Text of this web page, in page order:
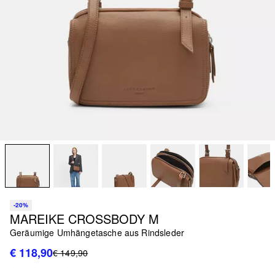
-20%
MAREIKE CROSSBODY M
Geräumige Umhängetasche aus Rindsleder
€ 118,90€ 149,90